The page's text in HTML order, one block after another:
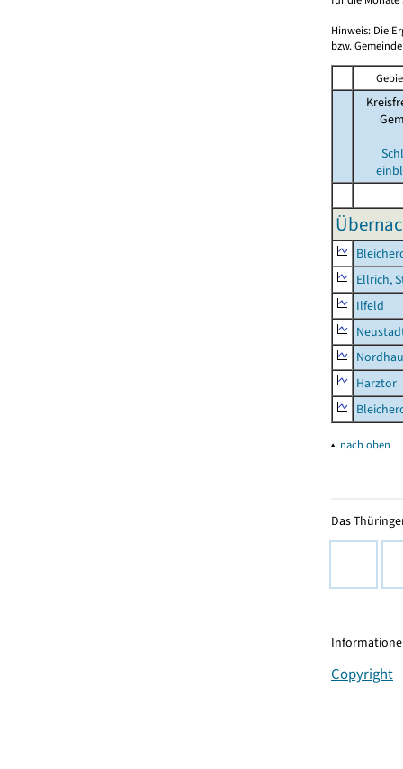
Hinweis: Die
bzw.
Ellrich,
Ilfeld
Harztor
▴ nach oben
Das
Copyright